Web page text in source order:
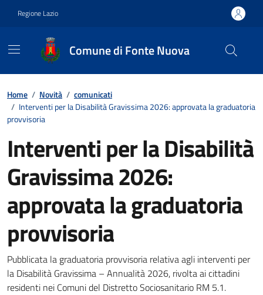
Regione Lazio
Comune di Fonte Nuova
Contenuti in evidenza
Home / Novità / comunicati
/ Interventi per la Disabilità Gravissima 2026: approvata la graduatoria
provvisoria
Interventi per la Disabilità
Gravissima 2026:
approvata la graduatoria
provvisoria
Dettagli della notizia
Pubblicata la graduatoria provvisoria relativa agli interventi per
la Disabilità Gravissima – Annualità 2026, rivolta ai cittadini
residenti nei Comuni del Distretto Sociosanitario RM 5.1.